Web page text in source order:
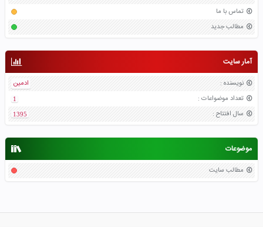
تماس با ما
مطالب جدید
آمار سایت
نویسنده :
ادمین
تعداد موضواعات :
1
سال افتتاح :
1395
موضوعات
مطالب سایت